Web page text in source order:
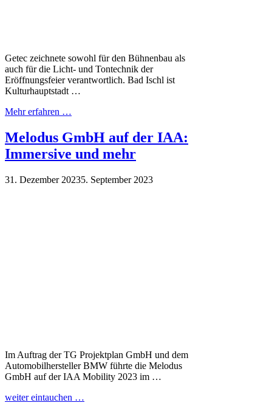
Getec zeichnete sowohl für den Bühnenbau als
auch für die Licht- und Tontechnik der
Eröffnungsfeier verantwortlich. Bad Ischl ist
Kulturhauptstadt …
Mehr erfahren …
Melodus GmbH auf der IAA:
Immersive und mehr
31. Dezember 20235. September 2023
Im Auftrag der TG Projektplan GmbH und dem
Automobilhersteller BMW führte die Melodus
GmbH auf der IAA Mobility 2023 im …
weiter eintauchen …